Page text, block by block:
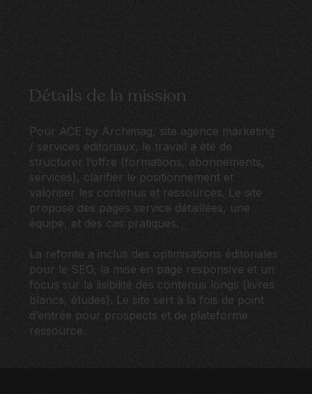
Pour ACE by Archimag, site agence marketing
/ services éditoriaux, le travail a été de
structurer l’offre (formations, abonnements,
services), clarifier le positionnement et
valoriser les contenus et ressources. Le site
propose des pages service détaillées, une
équipe, et des cas pratiques.
La refonte a inclus des optimisations éditoriales
pour le SEO, la mise en page responsive et un
focus sur la lisibilité des contenus longs (livres
blancs, études). Le site sert à la fois de point
d’entrée pour prospects et de plateforme
ressource.
Détails de la mission